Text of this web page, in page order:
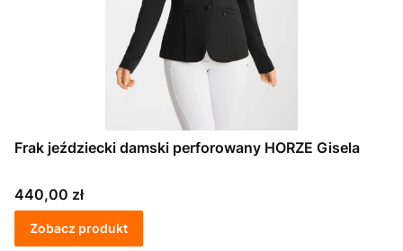
Frak jeździecki damski perforowany HORZE Gisela
Cena
440,00 zł
Zobacz produkt